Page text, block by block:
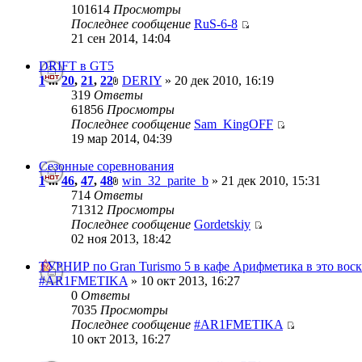
101614 Просмотры
Последнее сообщение RuS-6-8
21 сен 2014, 14:04
DRIFT в GT5
1...20, 21, 22 DERIY » 20 дек 2010, 16:19
319 Ответы
61856 Просмотры
Последнее сообщение Sam_KingOFF
19 мар 2014, 04:39
Сезонные соревнования
1...46, 47, 48 win_32_parite_b » 21 дек 2010, 15:31
714 Ответы
71312 Просмотры
Последнее сообщение Gordetskiy
02 ноя 2013, 18:42
ТУРНИР по Gran Turismo 5 в кафе Арифметика в это
#AR1FMETIKA» 10 окт 2013, 16:27
0 Ответы
7035 Просмотры
Последнее сообщение #AR1FMETIKA
10 окт 2013, 16:27